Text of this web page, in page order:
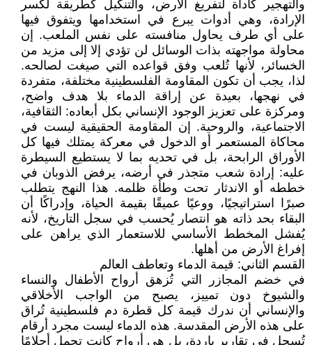
والتهجير كأداة لتفريغ الأرض، والتنكيل كطريقة لكسر
الإرادة، وهي أدوات يبرع في استخدامها ويتفوق فيها
على أي طرف يحاول منافسته على نفس الملعب. إن
محاولة مواجهته بذات الوسائل لن تؤدي إلا إلى مزيد من
الخسائر، لأنها تُلعب وفق قواعده التي صيغت لصالحه.
لذا، يجب أن تكون المقاومة الفلسطينية مختلفة، متفردة
في نهجها، بعيدة عن إراقة الدماء بلا هدف واضح،
ومركزة على تعزيز الوجود الإنساني بكل أبعاده: الثقافية،
الاجتماعية، والروحية. إن المقاومة الحقيقية ليست في
محاكاة المستعمر أو الدخول في معركة يمتلك فيها كل
الأوراق الرابحة، بل في تحديه بما لا يستطيع السيطرة
عليه: إرادة شعب متجذر في أرضه، يرفض الذوبان في
خططه أو الاندثار تحت وطأة ظلمه. هذا النهج يتطلب
صبرًا استراتيجيًا، ووعيًا عميقًا بقيمة الحياة، وإدراكًا أن
البقاء بحد ذاته هو انتصار يُحسب في سجل التاريخ، لأنه
يُفشل المخطط الأساسي للاستعمار الذي يراهن على
إفراغ الأرض من أهلها.
القسم الثاني: قيمة الدماء وتعاطف العالم
في خضم المجازر التي تُزهق أرواح الأطفال والنساء
والشيوخ دون تمييز، يصبح من الواجب الأخلاقي
والإنساني أن ندرك قيمة كل قطرة دم فلسطينية تُراق
على هذه الأرض المقدسة. هذه الدماء ليست مجرد أرقام
تُسجل في تقارير باردة، بل هي أرواح كانت تحمل أحلامًا